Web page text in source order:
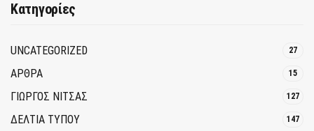
Κατηγορίες
UNCATEGORIZED 27
ΑΡΘΡΑ 15
ΓΙΩΡΓΟΣ ΝΙΤΣΑΣ 127
ΔΕΛΤΙΑ ΤΥΠΟΥ 147